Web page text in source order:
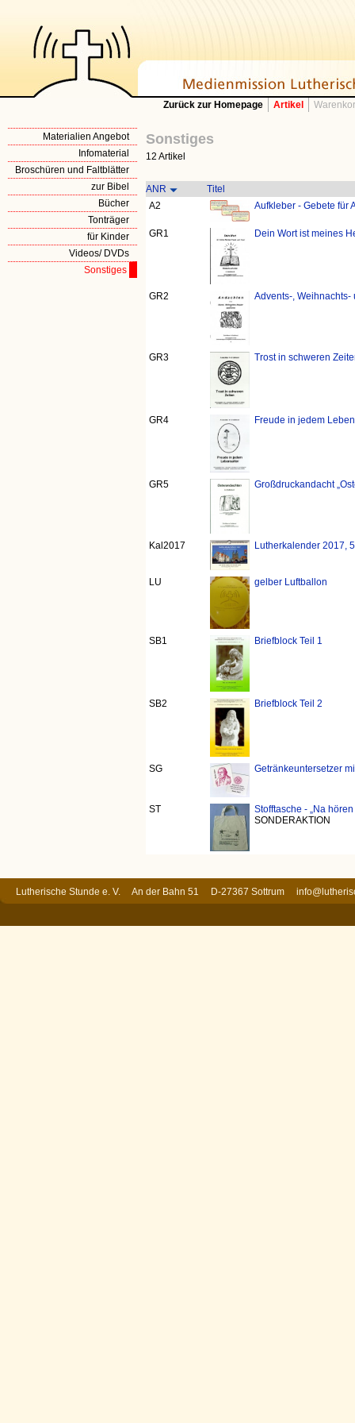
Zurück zur Homepage Artikel
Materialien Angebot
Infomaterial
Broschüren und Faltblätter
zur Bibel
Bücher
Tonträger
für Kinder
Videos/ DVDs
Sonstiges
Sonstiges
12 Artikel
ANR
Titel
A2
Aufkleber - Gebete für
GR1 Dein Wort ist meines
GR2 Advents-,
GR3 Trost in schweren
GR4 Freude in jedem
GR5 Großdruckandacht
Kal2017 Lutherkalender 2017,
LU gelber Luftballon
SB1 Briefblock Teil 1
SB2 Briefblock Teil 2
SG Getränkeuntersetzer
ST
Stofftasche - „Na
SONDERAKTION
Lutherische Stunde e. V. An der Bahn 51 D-27367 Sottrum